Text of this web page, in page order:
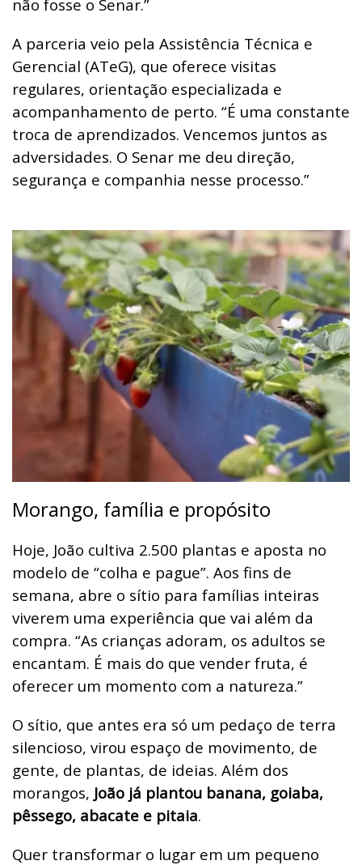
não fosse o Senar.”
A parceria veio pela Assistência Técnica e
Gerencial (ATeG), que oferece visitas
regulares, orientação especializada e
acompanhamento de perto. “É uma constante
troca de aprendizados. Vencemos juntos as
adversidades. O Senar me deu direção,
segurança e companhia nesse processo.”
Morango, família e propósito
Hoje, João cultiva 2.500 plantas e aposta no
modelo de “colha e pague”. Aos fins de
semana, abre o sítio para famílias inteiras
viverem uma experiência que vai além da
compra. “As crianças adoram, os adultos se
encantam. É mais do que vender fruta, é
oferecer um momento com a natureza.”
O sítio, que antes era só um pedaço de terra
silencioso, virou espaço de movimento, de
gente, de plantas, de ideias. Além dos
morangos, João já plantou banana, goiaba,
pêssego, abacate e pitaia.
Quer transformar o lugar em um pequeno